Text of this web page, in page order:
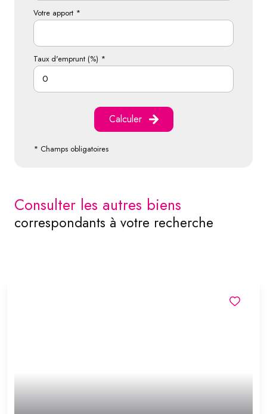
Votre apport *
Taux d'emprunt (%) *
Calculer
* Champs obligatoires
consulter les autres biens
correspondants à votre recherche